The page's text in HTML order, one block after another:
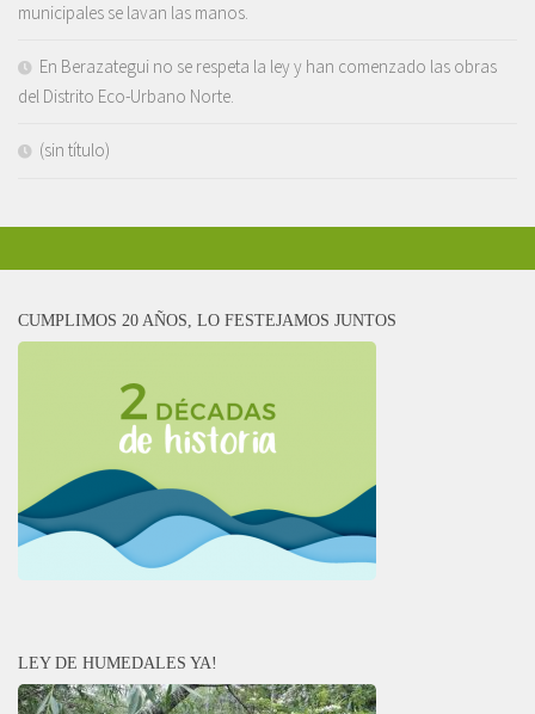
municipales se lavan las manos.
En Berazategui no se respeta la ley y han comenzado las obras
del Distrito Eco-Urbano Norte.
(sin título)
CUMPLIMOS 20 AÑOS, LO FESTEJAMOS JUNTOS
LEY DE HUMEDALES YA!